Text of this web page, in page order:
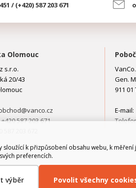
/ (+420) 587 203 671
Olomouc
s.r.o.
20/43
587 203 671
Gen.
911 01
E-mail:
k přizpůsobení obsahu webu, k měření
preferencích.
výběr Povolit všechny